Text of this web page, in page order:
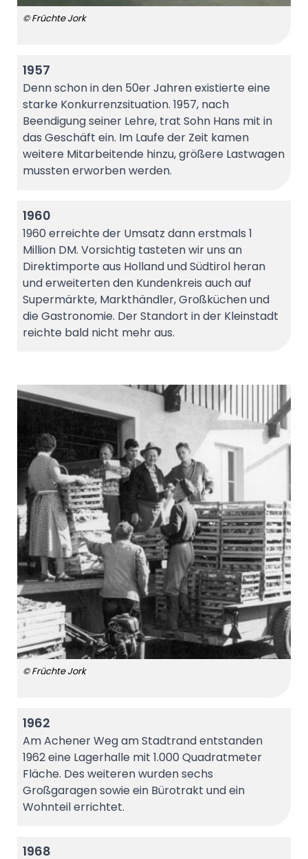
© Früchte Jork
1957
Denn schon in den 50er Jahren existierte eine
starke Konkurrenzsituation. 1957, nach
Beendigung seiner Lehre, trat Sohn Hans mit in
das Geschäft ein. Im Laufe der Zeit kamen
weitere Mitarbeitende hinzu, größere Lastwagen
mussten erworben werden.
1960
1960 erreichte der Umsatz dann erstmals 1
Million DM. Vorsichtig tasteten wir uns an
Direktimporte aus Holland und Südtirol heran
und erweiterten den Kundenkreis auch auf
Supermärkte, Markthändler, Großküchen und
die Gastronomie. Der Standort in der Kleinstadt
reichte bald nicht mehr aus.
© Früchte Jork
1962
Am Achener Weg am Stadtrand entstanden
1962 eine Lagerhalle mit 1.000 Quadratmeter
Fläche. Des weiteren wurden sechs
Großgaragen sowie ein Bürotrakt und ein
Wohnteil errichtet.
1968